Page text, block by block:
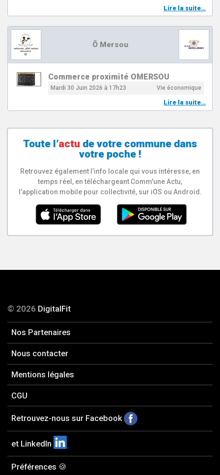
Lire la suite…
Õ Mersou
Commerce proximité OMERSOU
Mardi 30 Juin 2026 à 17h23 Vie économique
Lire la suite…
Toute l’actu de votre commune dans
votre poche !
Retrouvez également l’info locale qui vous intéresse, en
temps réel, en téléchargeant Comm'une Actu,
l’application mobile pour collectivité, sur iOS ou Android.
© 2026 DigitalFit
Nos Partenaires
Nous contacter
Mentions légales
CGU
Retrouvez-nous sur Facebook
et LinkedIn
Préférences 🍪